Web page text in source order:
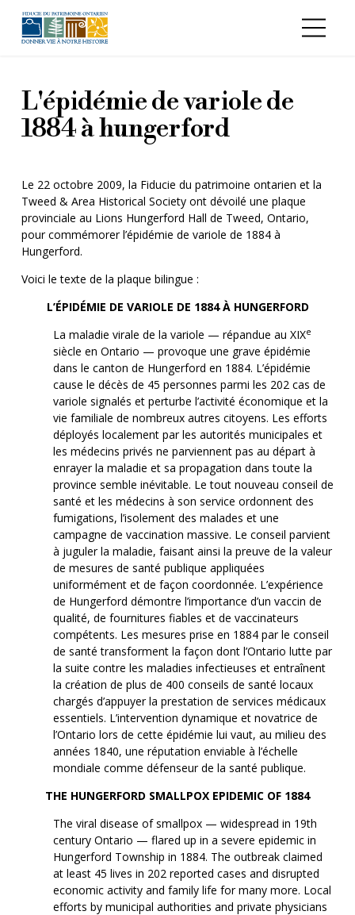
L'épidémie de variole de
1884 à hungerford
Le 22 octobre 2009, la Fiducie du patrimoine ontarien et la
Tweed & Area Historical Society ont dévoilé une plaque
provinciale au Lions Hungerford Hall de Tweed, Ontario,
pour commémorer l’épidémie de variole de 1884 à
Hungerford.
Voici le texte de la plaque bilingue :
L’ÉPIDÉMIE DE VARIOLE DE 1884 À HUNGERFORD
La maladie virale de la variole — répandue au XIXe
siècle en Ontario — provoque une grave épidémie
dans le canton de Hungerford en 1884. L’épidémie
cause le décès de 45 personnes parmi les 202 cas de
variole signalés et perturbe l’activité économique et la
vie familiale de nombreux autres citoyens. Les efforts
déployés localement par les autorités municipales et
les médecins privés ne parviennent pas au départ à
enrayer la maladie et sa propagation dans toute la
province semble inévitable. Le tout nouveau conseil de
santé et les médecins à son service ordonnent des
fumigations, l’isolement des malades et une
campagne de vaccination massive. Le conseil parvient
à juguler la maladie, faisant ainsi la preuve de la valeur
de mesures de santé publique appliquées
uniformément et de façon coordonnée. L’expérience
de Hungerford démontre l’importance d’un vaccin de
qualité, de fournitures fiables et de vaccinateurs
compétents. Les mesures prise en 1884 par le conseil
de santé transforment la façon dont l’Ontario lutte par
la suite contre les maladies infectieuses et entraînent
la création de plus de 400 conseils de santé locaux
chargés d’appuyer la prestation de services médicaux
essentiels. L’intervention dynamique et novatrice de
l’Ontario lors de cette épidémie lui vaut, au milieu des
années 1840, une réputation enviable à l’échelle
mondiale comme défenseur de la santé publique.
THE HUNGERFORD SMALLPOX EPIDEMIC OF 1884
The viral disease of smallpox — widespread in 19th
century Ontario — flared up in a severe epidemic in
Hungerford Township in 1884. The outbreak claimed
at least 45 lives in 202 reported cases and disrupted
economic activity and family life for many more. Local
efforts by municipal authorities and private physicians